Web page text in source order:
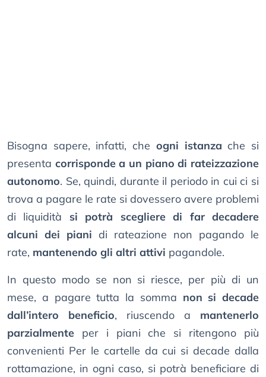
Bisogna sapere, infatti, che ogni istanza che si
presenta corrisponde a un piano di rateizzazione
autonomo. Se, quindi, durante il periodo in cui ci si
trova a pagare le rate si dovessero avere problemi
di liquidità si potrà scegliere di far decadere
alcuni dei piani di rateazione non pagando le
rate, mantenendo gli altri attivi pagandole.
In questo modo se non si riesce, per più di un
mese, a pagare tutta la somma non si decade
dall’intero beneficio, riuscendo a mantenerlo
parzialmente per i piani che si ritengono più
convenienti Per le cartelle da cui si decade dalla
rottamazione, in ogni caso, si potrà beneficiare di